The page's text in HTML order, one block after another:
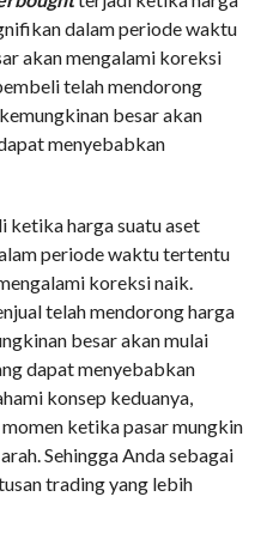
dalam periode waktu
akan mengalami koreksi
telah mendorong
besar akan
menyebabkan
ketika harga suatu aset
periode waktu tertentu
koreksi naik.
telah mendorong harga
besar akan mulai
dapat menyebabkan
konsep keduanya,
ketika pasar mungkin
Sehingga Anda sebagai
trading yang lebih